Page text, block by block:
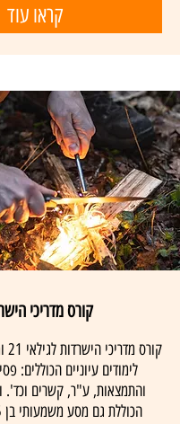
קראו עוד
קורס מדריכי
לימודים עיוניים הכוללים:
והתמצאות, ע"ר, קשרים וכד'.
הכוללת גם מסע משמעותי בן 5 ימים במדבר.